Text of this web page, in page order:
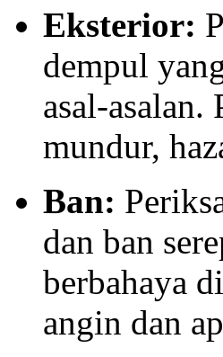
Eksterior:
dempul
asal-asalan.
mundur,
Ban:
dan ban
berbahaya
angin dan